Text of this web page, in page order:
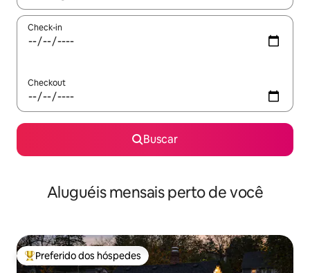
Check-in
Checkout
Buscar
Aluguéis mensais perto de você
Entre os melhores preferidos dos hóspedes
Preferido dos hóspedes